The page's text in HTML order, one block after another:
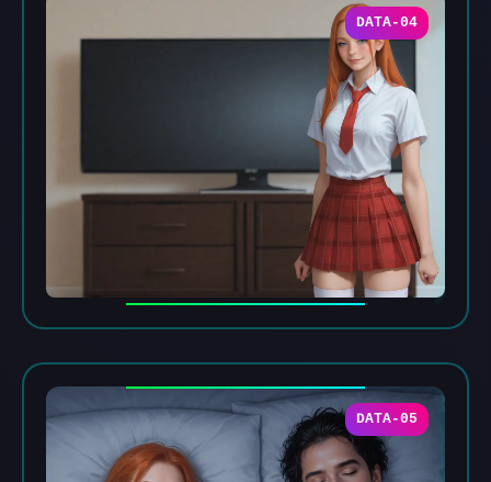
DATA-04
DATA-05